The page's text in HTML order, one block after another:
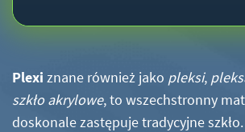
Plexi znane również jako pleksi,
szkło akrylowe, to wszechstronny
doskonale zastępuje tradycyjne